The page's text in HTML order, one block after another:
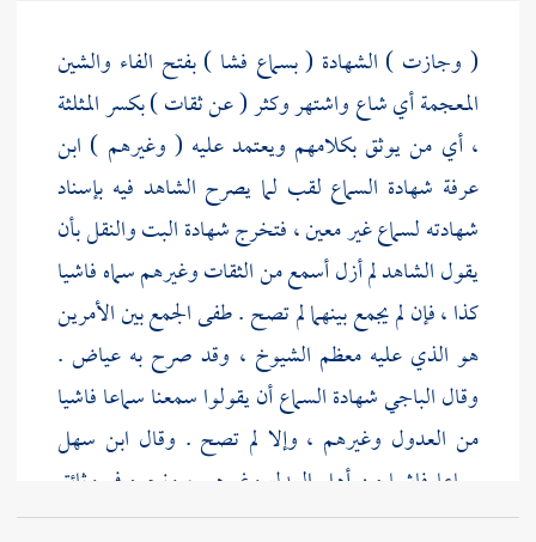
( وجازت ) الشهادة ( بسماع فشا ) بفتح الفاء والشين
المعجمة أي شاع واشتهر وكثر ( عن ثقات ) بكسر المثلثة
، أي من يوثق بكلامهم ويعتمد عليه ( وغيرهم ) ابن
عرفة شهادة السماع لقب لما يصرح الشاهد فيه بإسناد
شهادته لسماع غير معين ، فتخرج شهادة البت والنقل بأن
يقول الشاهد لم أزل أسمع من الثقات وغيرهم سماه فاشيا
كذا ، فإن لم يجمع بينهما لم تصح .طفىالجمع بين الأمرين
هو الذي عليه معظم الشيوخ ، وقد صرح به عياض .
وقالالباجيشهادة السماع أن يقولوا سمعنا سماعا فاشيا
من العدول وغيرهم ، وإلا لم تصح . وقال ابن سهل
سماعا فاشيا من أهل العدل وغيرهم ، ونحوه في وثائق
ابن سلمون. وقالابن فتوحشهادة السماع لا تكمل إلا